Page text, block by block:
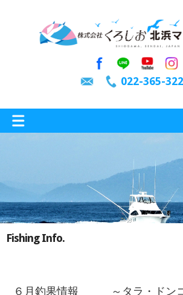
022-365-
特選情報
Fishing Info.
６月釣果情報 ～タラ・ドンコ